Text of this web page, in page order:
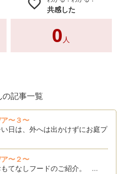
favorite_border 共感した
0 人
の記事一覧
〜３〜
日は、外へは出かけずにお庭プ
〜２〜
もてなしフードのご紹介。 …